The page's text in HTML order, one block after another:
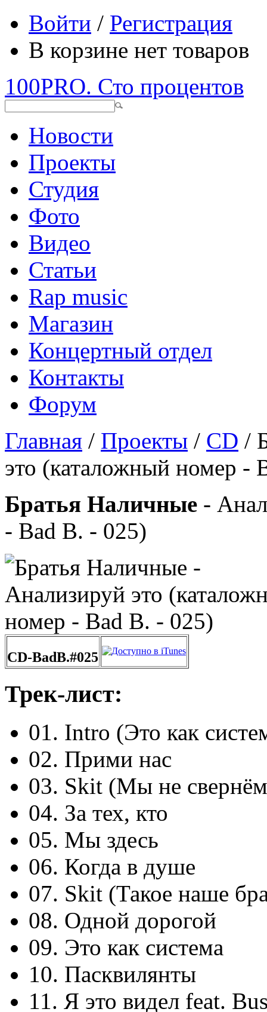
Войти / Регистрация
В корзине нет товаров
100PRO. Сто процентов
Новости
Проекты
Студия
Фото
Видео
Статьи
Rap music
Магазин
Концертный отдел
Контакты
Форум
Главная / Проекты / CD /
это (каталожный номер -
Братья Наличные -
- Bad B. - 025)
CD-BadB.#025
Трек-лист:
01. Intro (Это как
02. Прими нас
03. Skit (Мы не
04. За тех, кто
05. Мы здесь
06. Когда в душе
07. Skit (Такое наше
08. Одной дорогой
09. Это как система
10. Пасквилянты
11. Я это видел feat.